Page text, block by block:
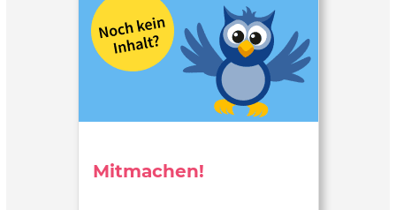
Mitmachen!